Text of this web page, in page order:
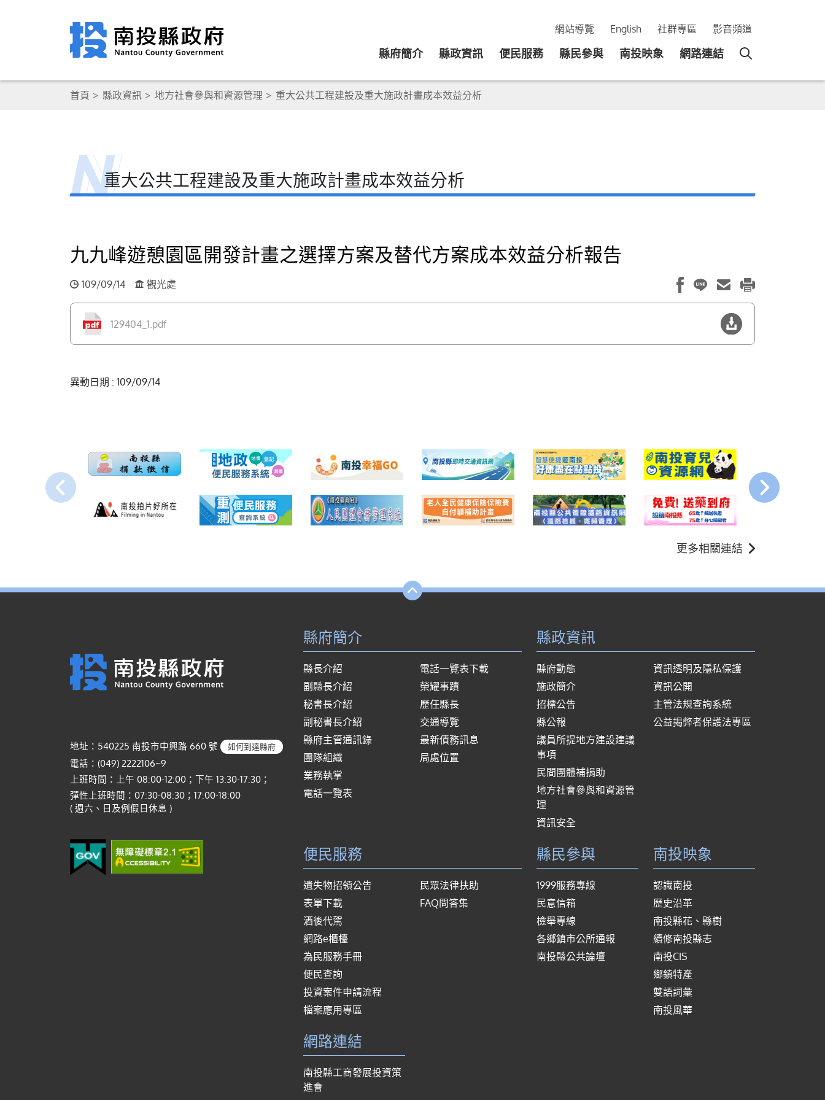
網站導覽 English 社群專區 影音頻道
縣府簡介 縣政資訊 便民服務 縣民參與 南投映象 網路連結
首頁 縣政資訊 地方社會參與和資源管理 重大公共工程建設及重大施政計畫成本效益分析
重大公共工程建設及重大施政計畫成本效益分析
九九峰遊憩園區開發計畫之選擇方案及替代方案成本效益分析報告
109/09/14 觀光處
129404_1.pdf
異動日期 : 109/09/14
更多相關連結
地址：540225 南投市中興路 660 號 如何到達縣府
電話：(049) 2222106~9
上班時間：上午 08:00-12:00；下午 13:30-17:30；
彈性上班時間：07:30-08:30；17:00-18:00
( 週六、日及例假日休息 )
縣府簡介
縣長介紹
副縣長介紹
秘書長介紹
副秘書長介紹
縣府主管通訊錄
團隊組織
業務執掌
電話一覽表
電話一覽表下載
榮耀事蹟
歷任縣長
交通導覽
最新債務訊息
局處位置
縣政資訊
縣府動態
施政簡介
招標公告
縣公報
議員所提地方建設建議
事項
民間團體補捐助
地方社會參與和資源管
理
資訊安全
資訊透明及隱私保護
資訊公開
主管法規查詢系統
公益揭弊者保護法專區
便民服務
遺失物招領公告
表單下載
酒後代駕
網路e櫃檯
為民服務手冊
便民查詢
投資案件申請流程
檔案應用專區
民眾法律扶助
FAQ問答集
縣民參與
1999服務專線
民意信箱
檢舉專線
各鄉鎮市公所通報
南投縣公共論壇
南投映象
認識南投
歷史沿革
南投縣花、縣樹
續修南投縣志
南投CIS
鄉鎮特產
雙語詞彙
南投風華
網路連結
南投縣工商發展投資策
進會